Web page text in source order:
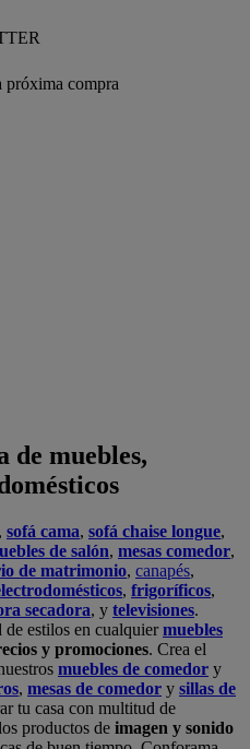
próxima compra
de muebles,
, sofá cama, sofá chaise longue,
de salón, mesas comedor,
de matrimonio, canapés,
, frigoríficos,
secadora, y televisiones.
de estilos en cualquiermuebles
y promociones. Crea el
muebles de comedor y
, mesas de comedor y sillas de
tu casa con multitud de
productos de imagen y sonido